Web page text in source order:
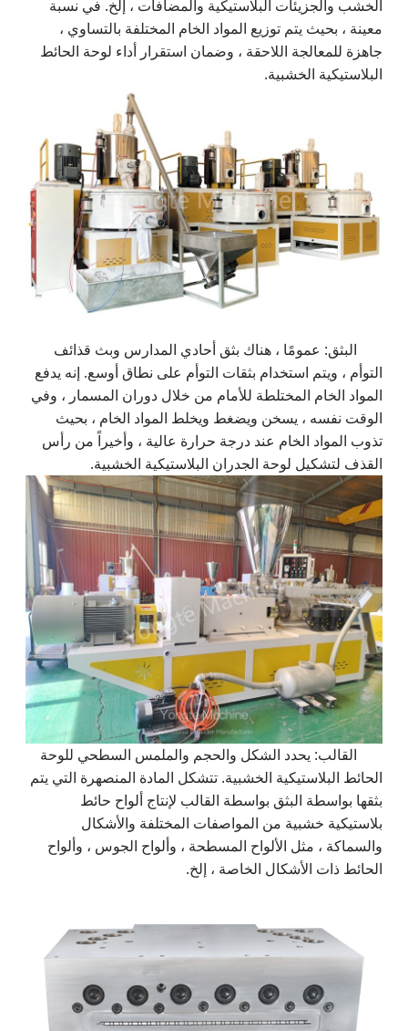
الخشب والجزيئات البلاستيكية والمضافات ، إلخ. في نسبة
معينة ، بحيث يتم توزيع المواد الخام المختلفة بالتساوي ،
جاهزة للمعالجة اللاحقة ، وضمان استقرار أداء لوحة الحائط
البلاستيكية الخشبية.
البثق: عمومًا ، هناك بثق أحادي المدارس وبث قذائف
التوأم ، ويتم استخدام بثقات التوأم على نطاق أوسع. إنه يدفع
المواد الخام المختلطة للأمام من خلال دوران المسمار ، وفي
الوقت نفسه ، يسخن ويضغط ويخلط المواد الخام ، بحيث
تذوب المواد الخام عند درجة حرارة عالية ، وأخيراً من رأس
القذف لتشكيل لوحة الجدران البلاستيكية الخشبية.
القالب: يحدد الشكل والحجم والملمس السطحي للوحة
الحائط البلاستيكية الخشبية. تتشكل المادة المنصهرة التي يتم
بثقها بواسطة البثق بواسطة القالب لإنتاج ألواح حائط
بلاستيكية خشبية من المواصفات المختلفة والأشكال
والسماكة ، مثل الألواح المسطحة ، وألواح الجوس ، وألواح
الحائط ذات الأشكال الخاصة ، إلخ.